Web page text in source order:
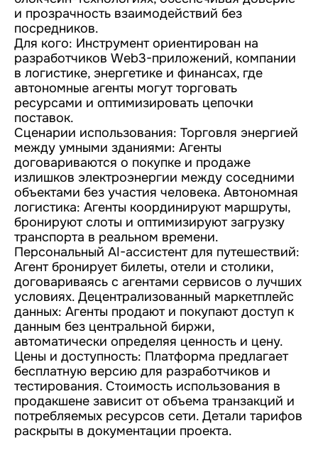
и прозрачность взаимодействий без
посредников.
Для кого: Инструмент ориентирован на
разработчиков Web3-приложений, компании
в логистике, энергетике и финансах, где
автономные агенты могут торговать
ресурсами и оптимизировать цепочки
поставок.
Сценарии использования: Торговля энергией
между умными зданиями: Агенты
договариваются о покупке и продаже
излишков электроэнергии между соседними
объектами без участия человека. Автономная
логистика: Агенты координируют маршруты,
бронируют слоты и оптимизируют загрузку
транспорта в реальном времени.
Персональный AI-ассистент для путешествий:
Агент бронирует билеты, отели и столики,
договариваясь с агентами сервисов о лучших
условиях. Децентрализованный маркетплейс
данных: Агенты продают и покупают доступ к
данным без центральной биржи,
автоматически определяя ценность и цену.
Цены и доступность: Платформа предлагает
бесплатную версию для разработчиков и
тестирования. Стоимость использования в
продакшене зависит от объема транзакций и
потребляемых ресурсов сети. Детали тарифов
раскрыты в документации проекта.